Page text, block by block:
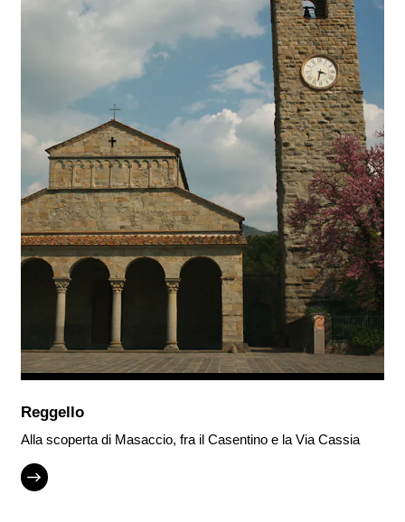
Reggello
Alla scoperta di Masaccio, fra il Casentino e la Via Cassia